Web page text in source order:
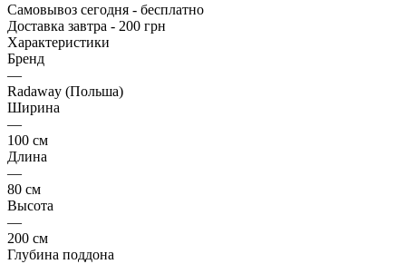
Самовывоз сегодня - бесплатно
Доставка завтра - 200 грн
Характеристики
Бренд
—
Radaway (Польша)
Ширина
—
100 см
Длина
—
80 см
Высота
—
200 см
Глубина поддона